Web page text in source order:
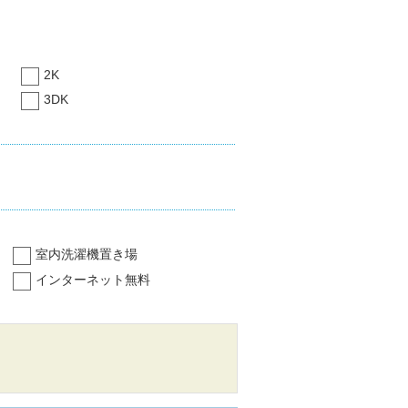
2K
3DK
室内洗濯機置き場
インターネット無料